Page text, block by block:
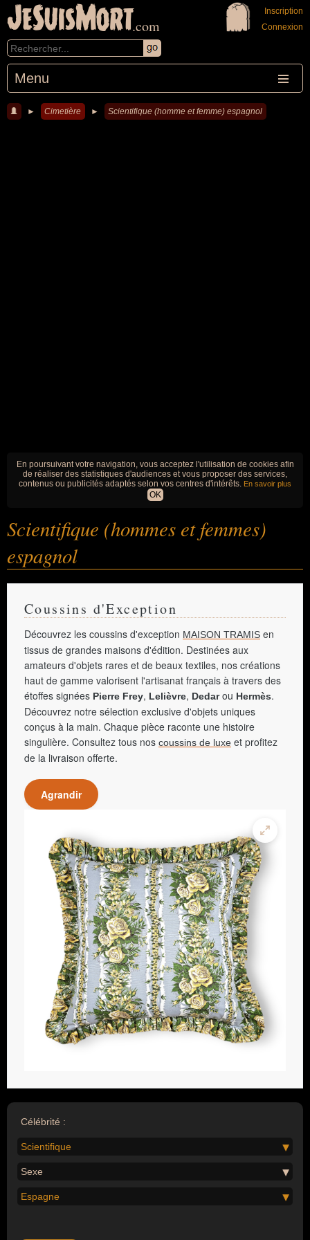
JeSuisMort.com
Menu
Inscription
Connexion
► Cimetière ► Scientifique (homme et femme) espagnol
En poursuivant votre navigation, vous acceptez l'utilisation de cookies afin
de réaliser des statistiques d'audiences et vous proposer des services,
contenus ou publicités adaptés selon vos centres d'intérêts. En savoir plus
OK
Scientifique (hommes et femmes)
espagnol
Coussins d'Exception
Découvrez les coussins d'exception MAISON TRAMIS en
tissus de grandes maisons d'édition. Destinées aux
amateurs d'objets rares et de beaux textiles, nos créations
haut de gamme valorisent l'artisanat français à travers des
étoffes signées Pierre Frey, Lelièvre, Dedarou Hermès.
Découvrez notre sélection exclusive d'objets uniques
conçus à la main. Chaque pièce raconte une histoire
singulière. Consultez tous nos coussins de luxe et profitez
de la livraison offerte.
Agrandir
Célébrité :
Scientifique
Sexe
Espagne